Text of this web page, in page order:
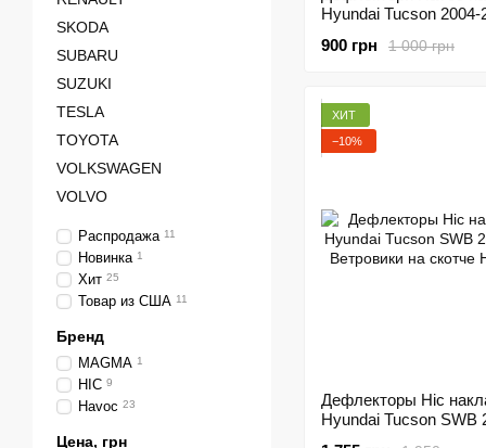
Hyundai Tucson 2004-
1 000 грн
900 грн
ХИТ
−10%
Дефлекторы Hic
Hyundai Tucson SWB
SKODA
SUBARU
SUZUKI
TESLA
TOYOTA
VOLKSWAGEN
VOLVO
Распродажа 11
Новинка 1
Хит 25
Товар из США 11
Бренд
MAGMA 1
HIC 9
Havoc 23
Цена, грн